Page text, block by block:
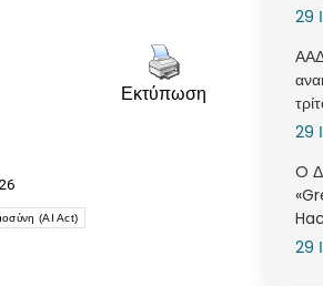
Εκτύπωση
(AI Act)
29
29
O
29